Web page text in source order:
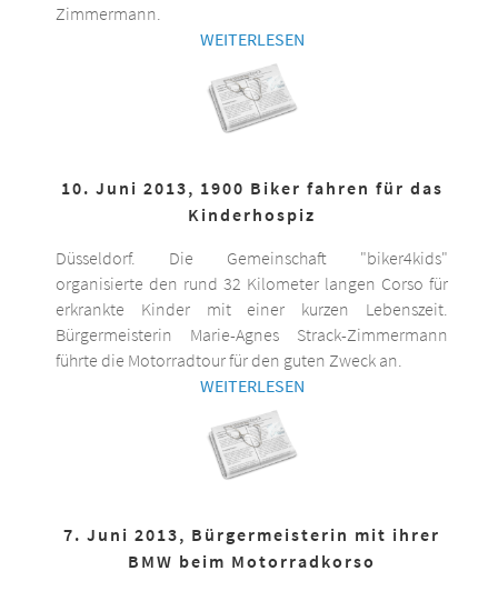
Zimmermann.
WEITERLESEN
10. Juni 2013, 1900 Biker fahren für das
Kinderhospiz
Düsseldorf. Die Gemeinschaft "biker4kids"
organisierte den rund 32 Kilometer langen Corso für
erkrankte Kinder mit einer kurzen Lebenszeit.
Bürgermeisterin Marie-Agnes Strack-Zimmermann
führte die Motorradtour für den guten Zweck an.
WEITERLESEN
7. Juni 2013, Bürgermeisterin mit ihrer
BMW beim Motorradkorso